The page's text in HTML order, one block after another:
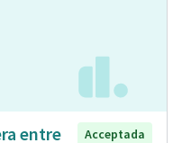
entre Acceptada